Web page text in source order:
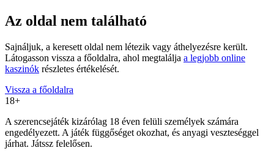
Az oldal nem található
Sajnáljuk, a keresett oldal nem létezik vagy áthelyezésre került.
Látogasson vissza a főoldalra, ahol megtalálja a legjobb online
kaszinók részletes értékelését.
Vissza a főoldalra
18+
A szerencsejáték kizárólag 18 éven felüli személyek számára
engedélyezett. A játék függőséget okozhat, és anyagi veszteséggel
járhat. Játssz felelősen.